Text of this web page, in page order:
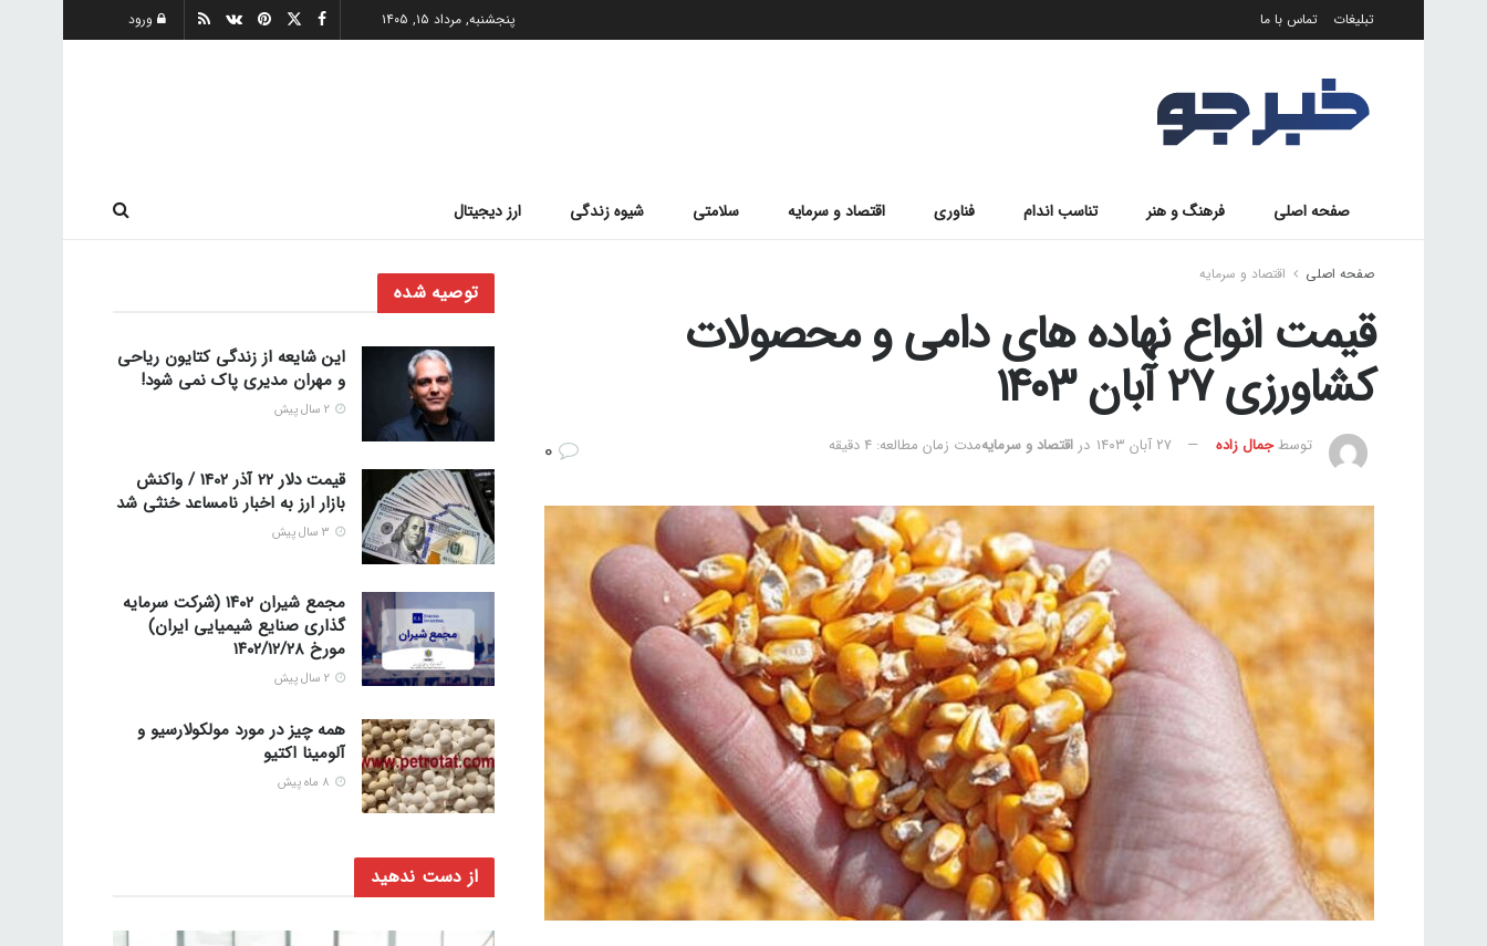
تبلیغات تماس با ما پنجشنبه, مرداد ۱۵, ۱۴۰۵ ورود
صفحه اصلی فرهنگ و هنر تناسب اندام فناوری اقتصاد و سرمایه سلامتی شیوه زندگی ارز دیجیتال
صفحه اصلی اقتصاد و سرمایه
قیمت انواع نهاده های دامی و محصولات
کشاورزی ۲۷ آبان ۱۴۰۳
توسطجمال زاده ۲۷ آبان ۱۴۰۳ در اقتصاد و سرمایهمدت زمان مطالعه: 4 دقیقه
توصیه شده
این شایعه از زندگی کتایون ریاحی
و مهران مدیری پاک نمی شود!
قیمت دلار 22 آذر 1402 / واکنش
بازار ارز به اخبار نامساعد خنثی شد
مجمع شیران ۱۴۰۲ (شرکت سرمایه
گذاری صنایع شیمیایی ایران)
مورخ ۱۴۰۲/۱۲/۲۸
همه چیز در مورد مولکولارسیو و
آلومینا اکتیو
از دست ندهید